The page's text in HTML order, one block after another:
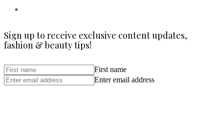
Sign up to receive exclusive content updates,
fashion & beauty tips!
First name
Enter email address